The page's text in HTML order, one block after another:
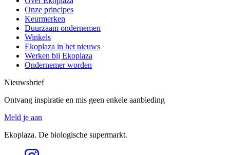
Onze principes
Keurmerken
Duurzaam ondernemen
Winkels
Ekoplaza in het nieuws
Werken bij Ekoplaza
Ondernemer worden
Nieuwsbrief
Ontvang inspiratie en mis geen enkele aanbieding
Meld je aan
Ekoplaza. De biologische supermarkt.